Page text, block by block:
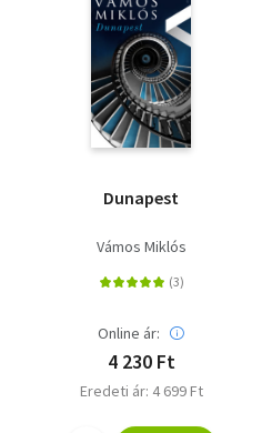
Dunapest
Vámos Miklós
Online ár:
4 230 Ft
Eredeti ár: 4 699 Ft